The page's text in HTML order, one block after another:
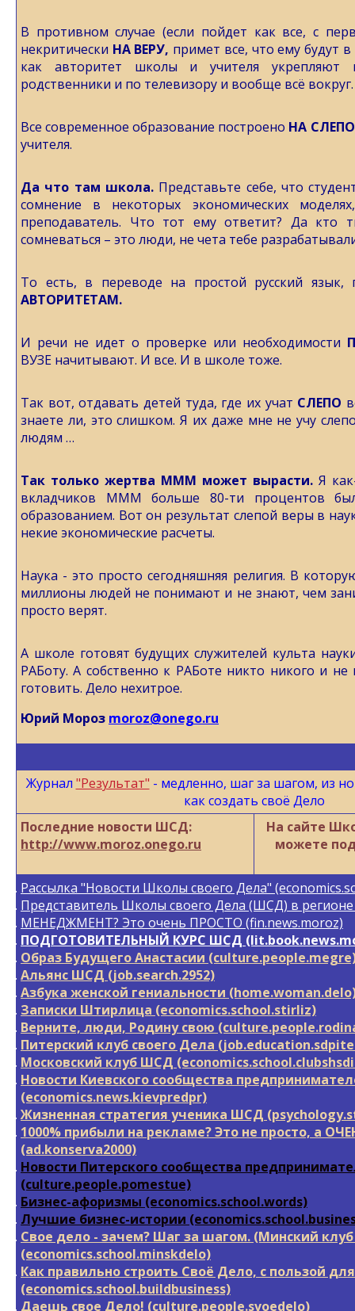
В противном случае (если пойдет как все, с
некритически НА ВЕРУ, примет все, что ему будут
как авторитет школы и учителя
родственники и по телевизору и вообще всё вокруг.
Все современное образование построено НА
учителя.
Да что там школа.Представьте себе, что
сомнение в некоторых экономических
преподаватель. Что тот ему ответит? Да кто
сомневаться – это люди, не чета тебе
То есть, в переводе на простой русский язык,
АВТОРИТЕТАМ.
И речи не идет о проверке или необходимости
ВУЗЕ начитывают. И все. И в школе тоже.
Так вот, отдавать детей туда, где их учат СЛЕПО
знаете ли, это слишком. Я их даже мне не учу
людям …
Так только жертва МММ может вырасти. Я
вкладчиков МММ больше 80-ти процентов
образованием. Вот он результат слепой веры в
некие экономические расчеты.
Наука - это просто сегодняшняя религия. В
миллионы людей не понимают и не знают, чем
просто верят.
А школе готовят будущих служителей культа
РАБоту. А собственно к РАБоте никто никого и не
готовить. Дело нехитрое.
Юрий Мороз moroz@onego.ru
Журнал "Результат" - медленно, шаг за шагом, из
как создать своё Дело
Последние новости ШСД:
http://www.moroz.onego.ru
На сайте
можете
Рассылка "Новости Школы своего Дела"
Представитель Школы своего Дела (ШСД) в регионе
МЕНЕДЖМЕНТ? Это очень ПРОСТО (fin.news.moroz)
ПОДГОТОВИТЕЛЬНЫЙ КУРС ШСД
Образ Будущего Анастасии
Альянс ШСД (job.search.2952)
Азбука женской гениальности
Записки Штирлица (economics.school.stirliz)
Верните, люди, Родину свою
Питерский клуб своего Дела
Московский клуб ШСД
Новости Киевского сообщества
(economics.news.kievpredpr)
Жизненная стратегия ученика ШСД
1000% прибыли на рекламе? Это не просто, а
(ad.konserva2000)
Новости Питерского сообщества
(culture.people.pomestue)
Бизнес-афоризмы (economics.school.words)
Лучшие бизнес-истории
Свое дело - зачем? Шаг за шагом. (Минский
(economics.school.minskdelo)
Как правильно строить Своё Дело, с пользой
(economics.school.buildbusiness)
Даешь свое Дело! (culture.people.svoedelo)